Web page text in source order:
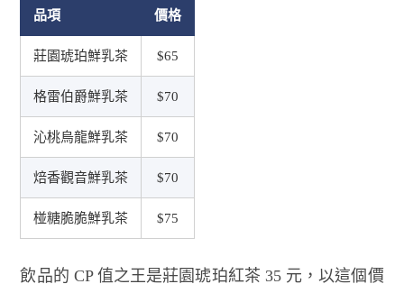
品項 價格
莊園琥珀鮮乳茶 $65
格雷伯爵鮮乳茶 $70
沁桃烏龍鮮乳茶 $70
焙香觀音鮮乳茶 $70
椪糖脆脆鮮乳茶 $75
飲品的 CP 值之王是莊園琥珀紅茶 35 元，以這個價